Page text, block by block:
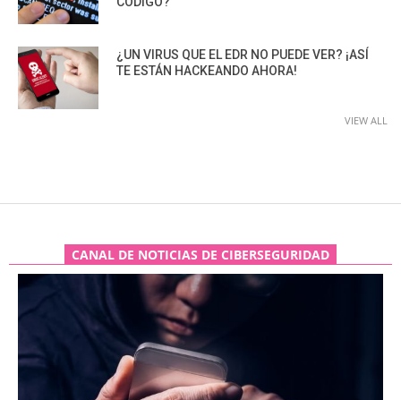
¿UN VIRUS QUE EL EDR NO PUEDE VER? ¡ASÍ
TE ESTÁN HACKEANDO AHORA!
VIEW ALL
CANAL DE NOTICIAS DE CIBERSEGURIDAD